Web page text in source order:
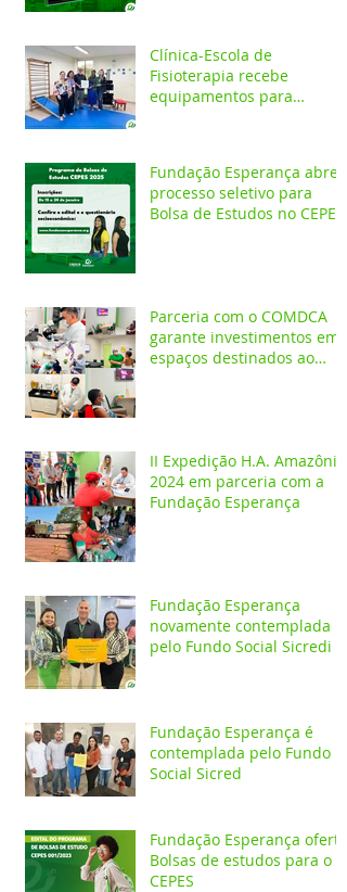
Clínica-Escola de
Fisioterapia recebe
equipamentos para
Fundação Esperança abre
processo seletivo para
Bolsa de Estudos no CEPES
Parceria com o COMDCA
garante investimentos em
espaços destinados ao
II Expedição H.A. Amazônia
2024 em parceria com a
Fundação Esperança
Fundação Esperança
novamente contemplada
pelo Fundo Social Sicredi
Fundação Esperança é
contemplada pelo Fundo
Social Sicred
Fundação Esperança oferta
Bolsas de estudos para o
CEPES